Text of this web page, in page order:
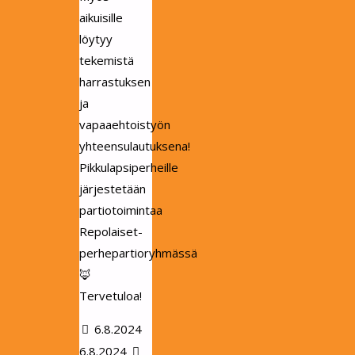
aikuisille
löytyy
tekemistä
harrastuksen
ja
vapaaehtoistyön
yhteensulautuksena!
Pikkulapsiperheille
järjestetään
partiotoimintaa
Repolaiset-
perhepartioryhmässä
🦊
Tervetuloa!
6.8.2024
6.8.2024